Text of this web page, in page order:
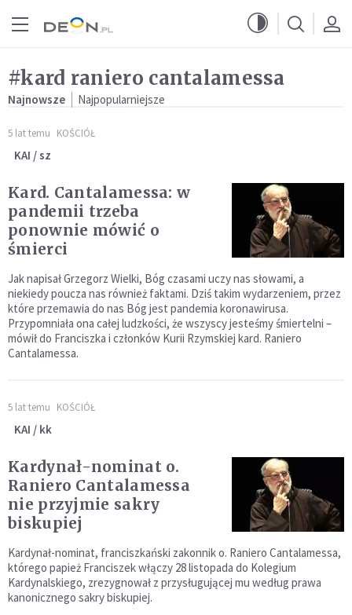
#kard raniero cantalamessa
Najnowsze Najpopularniejsze
5 lat temu KOŚCIÓŁ
KAI / sz
Kard. Cantalamessa: w
pandemii trzeba
ponownie mówić o
śmierci
Jak napisał Grzegorz Wielki, Bóg czasami uczy nas słowami, a
niekiedy poucza nas również faktami. Dziś takim wydarzeniem, przez
które przemawia do nas Bóg jest pandemia koronawirusa.
Przypomniała ona całej ludzkości, że wszyscy jesteśmy śmiertelni –
mówił do Franciszka i członków Kurii Rzymskiej kard. Raniero
Cantalamessa.
5 lat temu KOŚCIÓŁ
KAI / kk
Kardynał-nominat o.
Raniero Cantalamessa
nie przyjmie sakry
biskupiej
Kardynał-nominat, franciszkański zakonnik o. Raniero Cantalamessa,
którego papież Franciszek włączy 28 listopada do Kolegium
Kardynalskiego, zrezygnował z przysługującej mu według prawa
kanonicznego sakry biskupiej.